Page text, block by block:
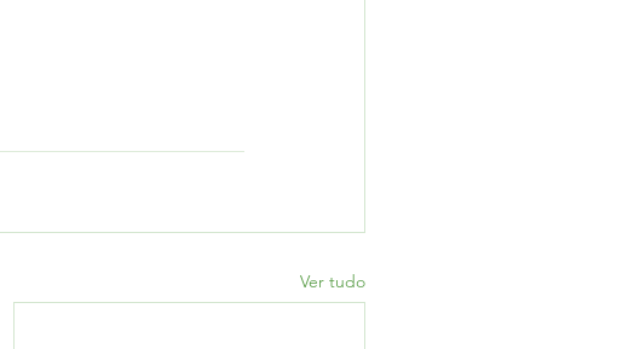
Ver tudo